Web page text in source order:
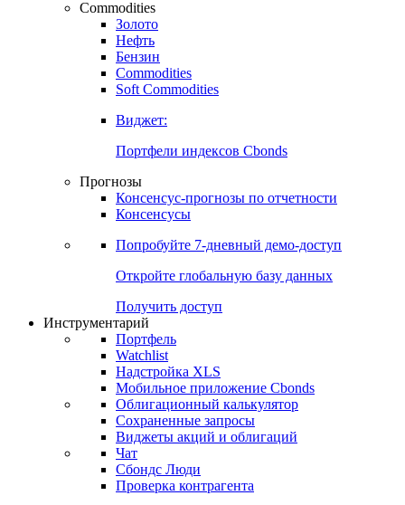
Commodities
Золото
Нефть
Бензин
Commodities
Soft Commodities
Виджет:
Портфели индексов Cbonds
Прогнозы
Консенсус-прогнозы по отчетности
Консенсусы
Попробуйте 7-дневный демо-доступ
Откройте глобальную базу данных
Получить доступ
Инструментарий
Портфель
Watchlist
Надстройка XLS
Мобильное приложение Cbonds
Облигационный калькулятор
Сохраненные запросы
Виджеты акций и облигаций
Чат
Сбондс Люди
Проверка контрагента